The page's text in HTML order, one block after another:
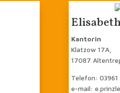
Kantorin
Klatzow 17A,
17087
Telefon: 03961
e-mail: